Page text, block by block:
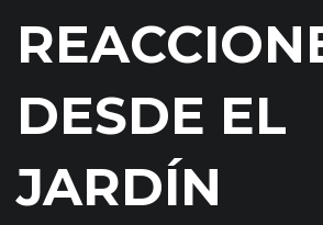
DESDE EL
JARDÍN